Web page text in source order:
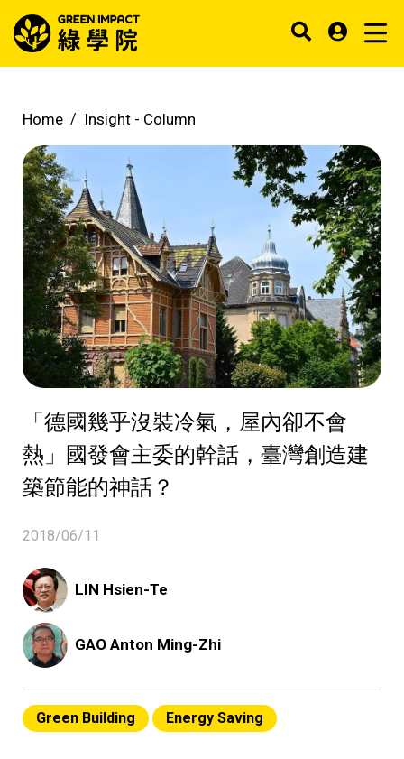
Home Insight - Column
「德國幾乎沒裝冷氣，屋內卻不會
熱」國發會主委的幹話，臺灣創造建
築節能的神話？
2018/06/11
LIN Hsien-Te
GAO Anton Ming-Zhi
Green Building Energy Saving